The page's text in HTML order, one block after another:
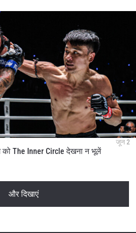
जून 2
को The Inner Circle देखना न भूलें
और दिखाएं